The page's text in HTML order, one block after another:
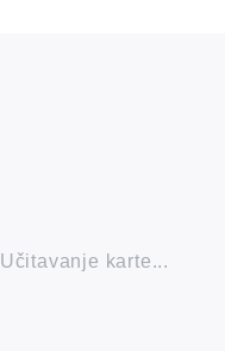
Učitavanje karte...